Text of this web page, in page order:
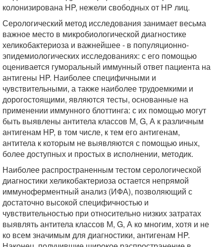
колонизирована HP, нежели свободных от HP лиц.
Серологический метод исследования занимает весьма
важное место в микробиологической диагностике
хеликобактериоза и важнейшее - в популяционно-
эпидемиологических исследованиях: с его помощью
оценивается гуморальный иммунный ответ пациента на
антигены HP. Наиболее специфичными и
чувствительными, а также наиболее трудоемкими и
дорогостоящими, являются тесты, основанные на
применении иммунного блоттинга: с их помощью могут
быть выявлены антитела классов М, G, А к различным
антигенам HP, в том числе, к тем его антигенам,
антитела к которым не выявляются с помощью иных,
более доступных и простых в исполнении, методик.
Наиболее распространенным тестом серологической
диагностики хеликобактериоза остается непрямой
иммуноферментный анализ (ИФА), позволяющий с
достаточно высокой специфичностью и
чувствительностью при относительно низких затратах
выявлять антитела классов М, G, А ко многим, хотя и не
ко всем значимым для диагностики, антигенам HP.